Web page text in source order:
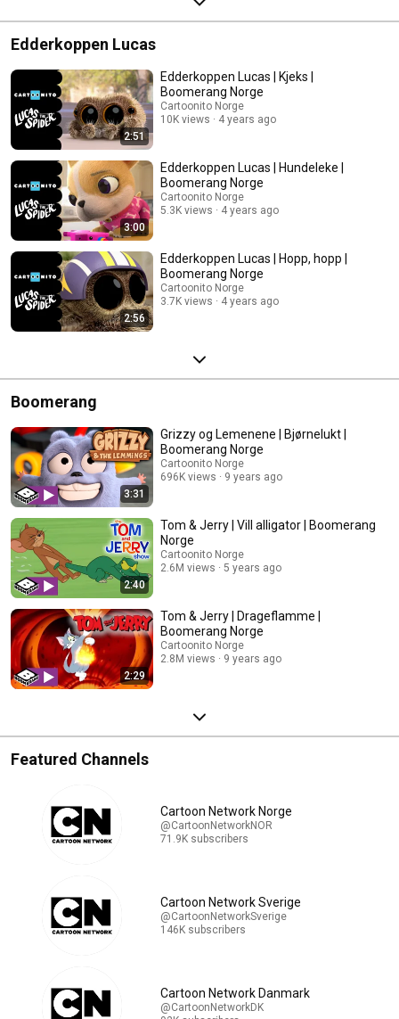
Edderkoppen Lucas
2:51
Edderkoppen Lucas | Kjeks |
Boomerang Norge
Cartoonito Norge
10K views
4 years ago
3:00
Edderkoppen Lucas | Hundeleke |
Boomerang Norge
Cartoonito Norge
5.3K views
4 years ago
2:56
Edderkoppen Lucas | Hopp, hopp |
Boomerang Norge
Cartoonito Norge
3.7K views
4 years ago
Boomerang
3:31
Grizzy og Lemenene | Bjørnelukt |
Boomerang Norge
Cartoonito Norge
696K views
9 years ago
2:40
Tom & Jerry | Vill alligator | Boomerang
Norge
Cartoonito Norge
2.6M views
5 years ago
2:29
Tom & Jerry | Drageflamme |
Boomerang Norge
Cartoonito Norge
2.8M views
9 years ago
Featured Channels
Cartoon Network Norge
@CartoonNetworkNOR
71.9K subscribers
Cartoon Network Sverige
@CartoonNetworkSverige
146K subscribers
Cartoon Network Danmark
@CartoonNetworkDK